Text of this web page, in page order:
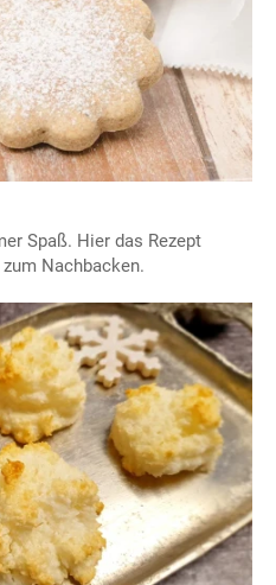
Spaß. Hier das Rezept
Nachbacken.